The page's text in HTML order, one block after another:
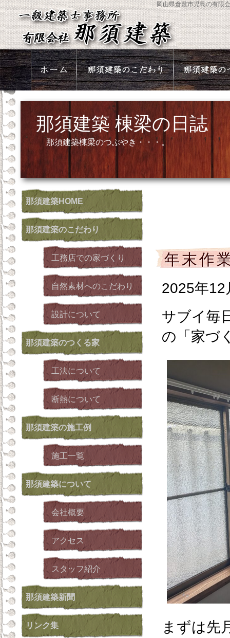
岡山県倉敷市児島の有限
那須建築 棟梁の日誌
那須建築棟梁のつぶやき・・・。
那須建築HOME
那須建築のこだわり
工務店での家づくり
自然素材へのこだわり
設計について
那須建築のつくる家
工法について
断熱について
那須建築の施工例
施工一覧
那須建築について
会社概要
アクセス
スタッフ紹介
那須建築新聞
リンク集
年末作
2025年12
サブイ毎
の「家づ
まずは先